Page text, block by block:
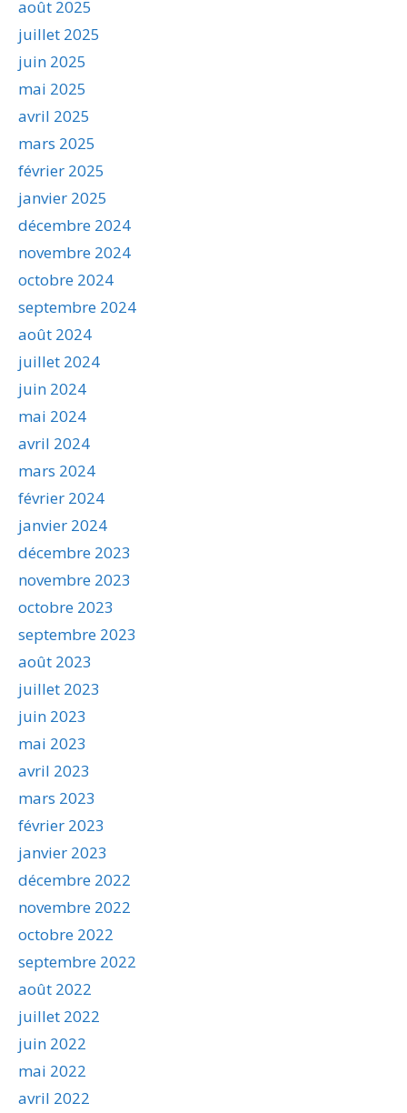
août 2025
juillet 2025
juin 2025
mai 2025
avril 2025
mars 2025
février 2025
janvier 2025
décembre 2024
novembre 2024
octobre 2024
septembre 2024
août 2024
juillet 2024
juin 2024
mai 2024
avril 2024
mars 2024
février 2024
janvier 2024
décembre 2023
novembre 2023
octobre 2023
septembre 2023
août 2023
juillet 2023
juin 2023
mai 2023
avril 2023
mars 2023
février 2023
janvier 2023
décembre 2022
novembre 2022
octobre 2022
septembre 2022
août 2022
juillet 2022
juin 2022
mai 2022
avril 2022